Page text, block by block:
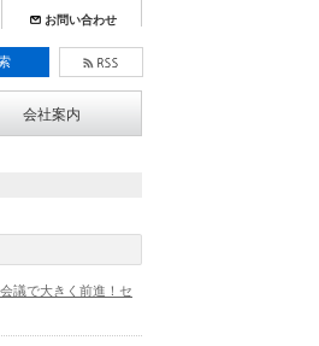
お問い合わせ
会社案内
議で大きく前進！セ